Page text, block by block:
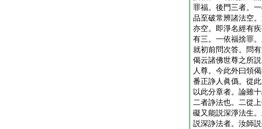
罪福。後門三者。
品至破常辨諸法空
亦空。即淨名經有
有三。一依福捨罪
就初前問次答。問
偈云諸佛世尊之所
人尊。今此外曰領
番正諍人眞僞。從
以此分章者。論雖
二者諍法也。二從
礙又能説深淨法生
説深諍法者。汝師